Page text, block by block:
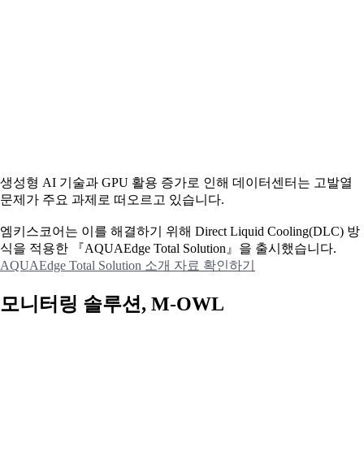
생성형 AI 기술과 GPU 활용 증가로 인해 데이터센터는 고발열
문제가 주요 과제로 떠오르고 있습니다.
엠키스코어는 이를 해결하기 위해 Direct Liquid Cooling(DLC) 방
식을 적용한 『AQUAEdge Total Solution』을 출시했습니다.
AQUAEdge Total Solution 소개 자료 확인하기
모니터링 솔루션, M-OWL